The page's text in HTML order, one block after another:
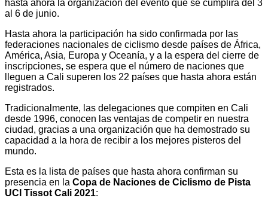
hasta ahora la organización del evento que se cumplirá del 3
al 6 de junio.
Hasta ahora la participación ha sido confirmada por las
federaciones nacionales de ciclismo desde países de África,
América, Asia, Europa y Oceanía, y a la espera del cierre de
inscripciones, se espera que el número de naciones que
lleguen a Cali superen los 22 países que hasta ahora están
registrados.
Tradicionalmente, las delegaciones que compiten en Cali
desde 1996, conocen las ventajas de competir en nuestra
ciudad, gracias a una organización que ha demostrado su
capacidad a la hora de recibir a los mejores pisteros del
mundo.
Esta es la lista de países que hasta ahora confirman su
presencia en la Copa de Naciones de Ciclismo de Pista
UCI Tissot Cali 2021: